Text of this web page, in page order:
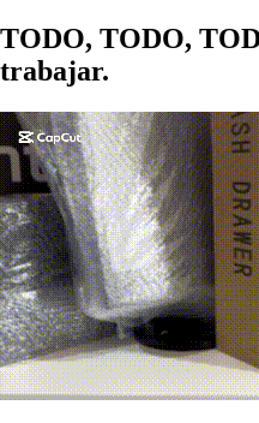
TODO, TODO,
trabajar.